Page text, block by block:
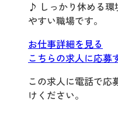
♪ しっかり休める環
やすい職場です。
お仕事詳細を見る
こちらの求人に応募
この求人に電話で応
けください。